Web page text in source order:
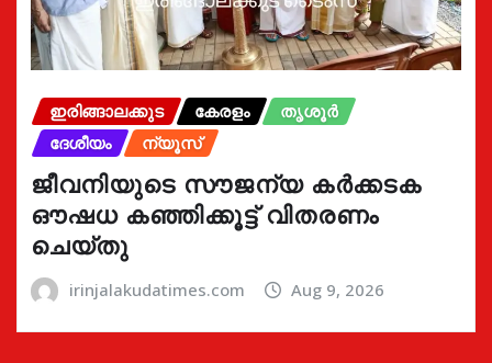
ഇരിങ്ങാലക്കുട കേരളം
തൃശൂർ
ദേശീയം
ന്യൂസ്
ജീവനിയുടെ സൗജന്യ കർക്കടക
ഔഷധ കഞ്ഞിക്കൂട്ട് വിതരണം
ചെയ്തു
irinjalakudatimes.com Aug 9, 2026